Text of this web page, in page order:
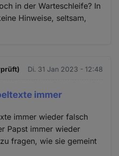
in der Warteschleife? In
Hinweise, seltsam,
Di. 31 Jan 2023 - 12:48
immer
immer wieder falsch
Papst immer wieder
fragen, wie sie gemeint